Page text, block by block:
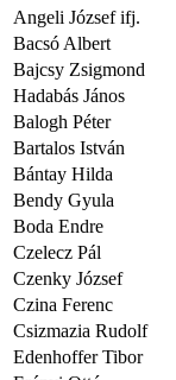
Angeli József ifj.
Bacsó Albert
Bajcsy Zsigmond
Hadabás János
Balogh Péter
Bartalos István
Bántay Hilda
Bendy Gyula
Boda Endre
Czelecz Pál
Czenky József
Czina Ferenc
Csizmazia Rudolf
Edenhoffer Tibor